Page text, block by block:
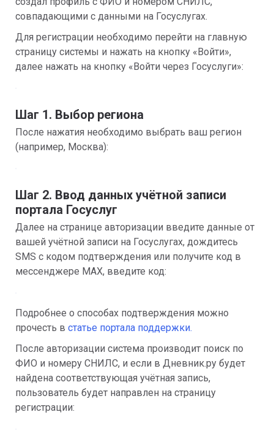
совпадающими с данными на Госуслугах.
Для регистрации необходимо перейти на главную
страницу системы и нажать на кнопку «Войти»,
далее нажать на кнопку «Войти через Госуслуги»:
Шаг 1. Выбор региона
После нажатия необходимо выбрать ваш регион
(например, Москва):
Шаг 2. Ввод данных учётной записи
портала Госуслуг
Далее на странице авторизации введите данные от
вашей учётной записи на Госуслугах, дождитесь
SMS с кодом подтверждения или получите код в
мессенджере MAX, введите код:
Подробнее о способах подтверждения можно
прочесть в статье портала поддержки.
После авторизации система производит поиск по
ФИО и номеру СНИЛС, и если в Дневник.ру будет
найдена соответствующая учётная запись,
пользователь будет направлен на страницу
регистрации: